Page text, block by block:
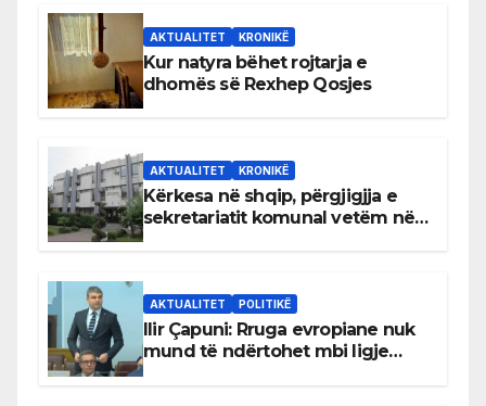
AKTUALITET KRONIKË
Kur natyra bëhet rojtarja e
dhomës së Rexhep Qosjes
AKTUALITET KRONIKË
Kërkesa në shqip, përgjigjja e
sekretariatit komunal vetëm në
AKTUALITET POLITIKË
Ilir Çapuni: Rruga evropiane nuk
mund të ndërtohet mbi ligje